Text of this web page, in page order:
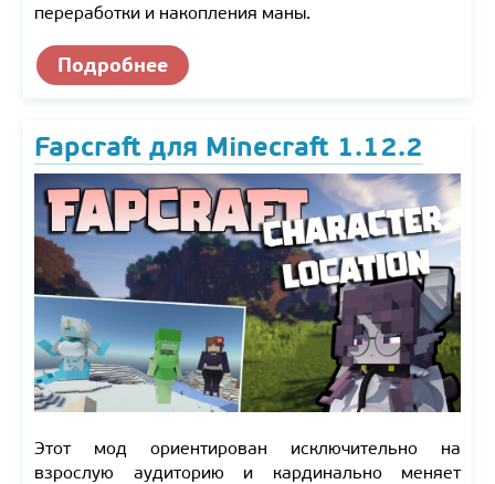
переработки и накопления маны.
Подробнее
Fapcraft для Minecraft 1.12.2
Этот мод ориентирован исключительно на
взрослую аудиторию и кардинально меняет